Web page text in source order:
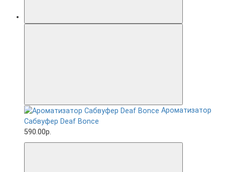
Ароматизатор
Сабвуфер Deaf Bonce
590.00р.